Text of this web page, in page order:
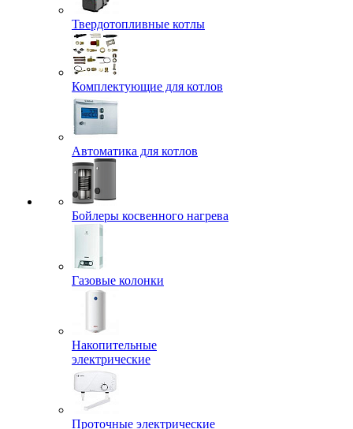
Твердотопливные котлы
Комплектующие для котлов
Автоматика для котлов
Бойлеры косвенного нагрева
Газовые колонки
Накопительные
электрические
Проточные электрические